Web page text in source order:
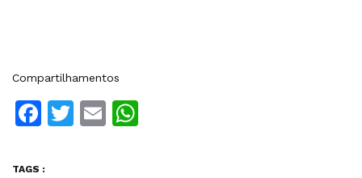
Compartilhamentos
Facebook
Twitter
Email
TAGS :